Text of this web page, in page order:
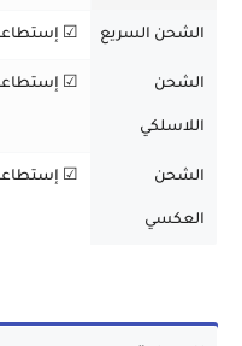
الشحن السريع ☑ إستطاعة 25 واط
الشحن
اللاسلكي
☑ إستطاعة 15 واط
الشحن
العكسي
☑ إستطاعة 4.5 واط